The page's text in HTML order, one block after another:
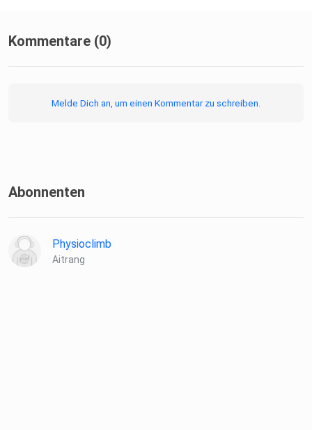
Kommentare (0)
Melde Dich an, um einen Kommentar zu schreiben.
Abonnenten
Physioclimb
Aitrang